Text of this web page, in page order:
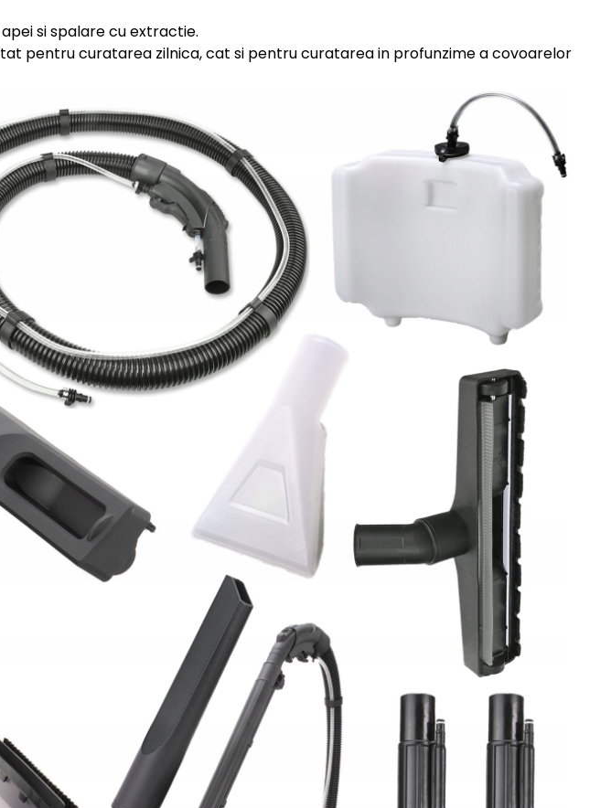
si spalare cu extractie.
pentru curatarea zilnica, cat si pentru curatarea in profunzime a covoarelor